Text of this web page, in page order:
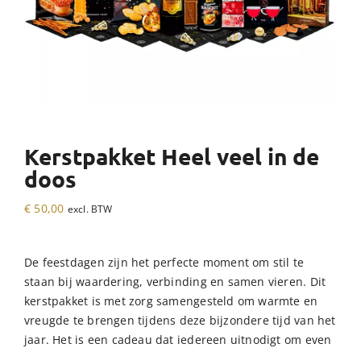
Kerstpakket Heel veel in de
doos
€ 50,00 excl. BTW
De feestdagen zijn het perfecte moment om stil te
staan bij waardering, verbinding en samen vieren. Dit
kerstpakket is met zorg samengesteld om warmte en
vreugde te brengen tijdens deze bijzondere tijd van het
jaar. Het is een cadeau dat iedereen uitnodigt om even